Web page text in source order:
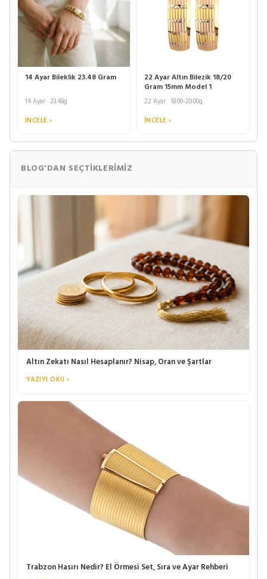
14 Ayar Bileklik 23.48 Gram
14 Ayar · 23.48g
İNCELE ›
22 Ayar Altın Bilezik 18/20
Gram 15mm Model 1
22 Ayar · 18.00-20.00g
İNCELE ›
BLOG'DAN SEÇTIKLERIMIZ
Altın Zekatı Nasıl Hesaplanır? Nisap, Oran ve Şartlar
YAZIYI OKU ›
Trabzon Hasırı Nedir? El Örmesi Set, Sıra ve Ayar Rehberi